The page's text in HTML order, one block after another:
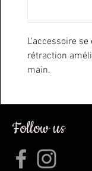
L'accessoire
rétraction
main.
Follow us